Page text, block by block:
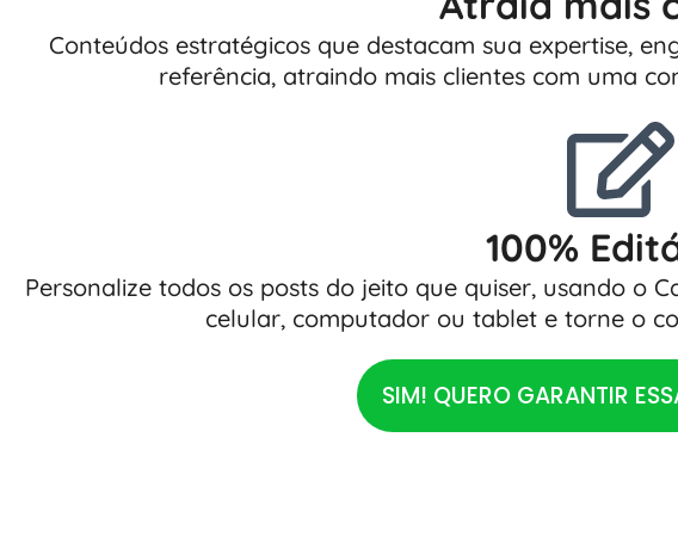
Conteúdos estratégicos que destacam sua expertise,
referência, atraindo mais clientes com uma
100%
Personalize todos os posts do jeito que quiser, usando o
celular, computador ou tablet e torne o
SIM! QUERO GARANTIR